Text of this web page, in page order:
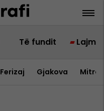
Të fundit Lajme
Ferizaj Gjakova